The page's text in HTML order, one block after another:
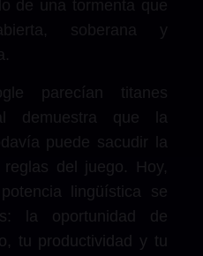
parecían titanes
demuestra que la
puede sacudir la
del juego. Hoy,
lingüística se
la oportunidad de
tu productividad y tu